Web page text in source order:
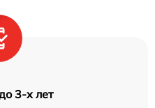
3-х лет